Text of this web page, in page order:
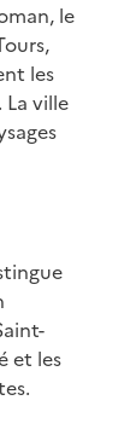
le
les
ville
et les